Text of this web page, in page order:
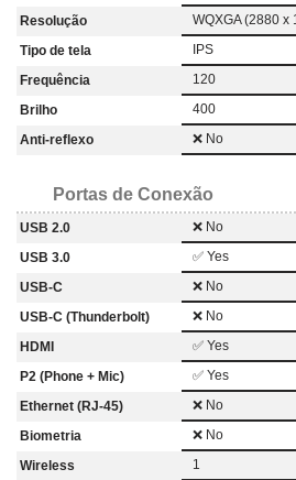
Resolução
WQXGA (2880 x
Tipo de tela
IPS
Frequência
120
Brilho
400
Anti-reflexo
❌ No
Portas de Conexão
USB 2.0
❌ No
USB 3.0
✅ Yes
USB-C
❌ No
USB-C (Thunderbolt)
❌ No
HDMI
✅ Yes
P2 (Phone + Mic)
✅ Yes
Ethernet (RJ-45)
❌ No
Biometria
❌ No
Wireless
1